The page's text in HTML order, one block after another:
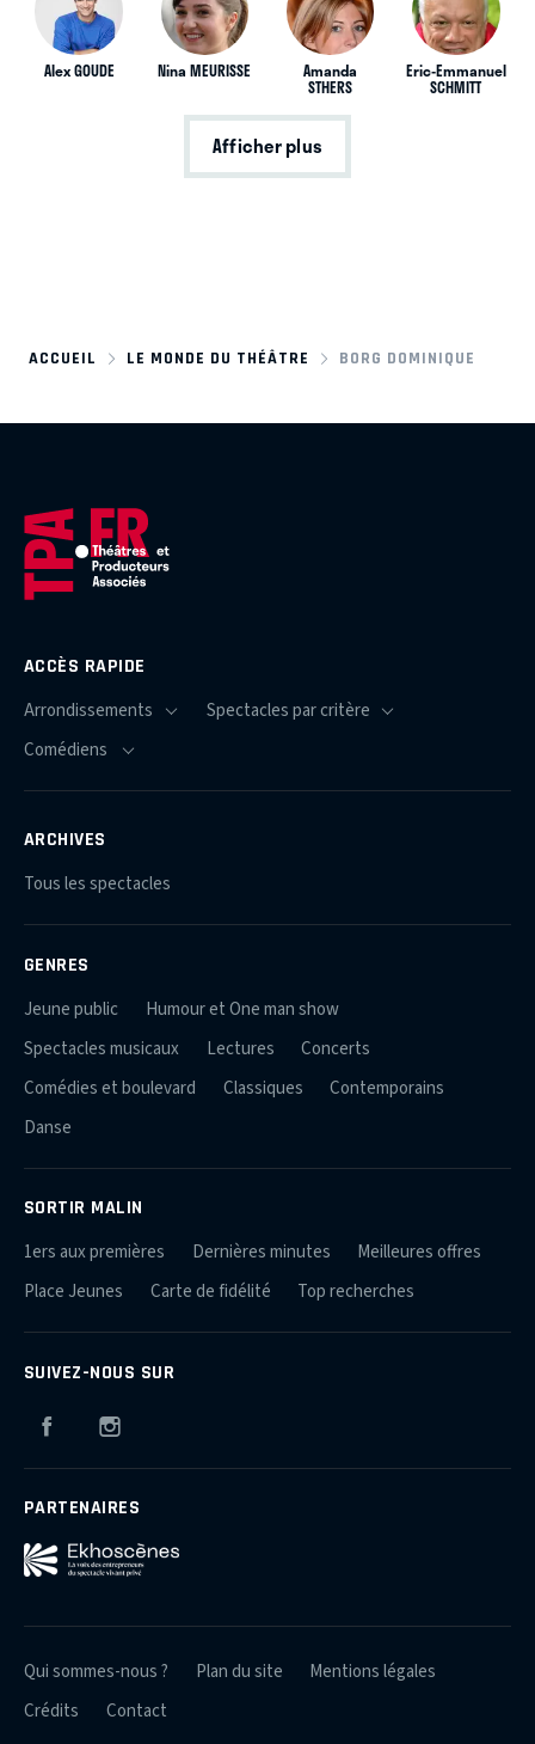
Alex GOUDE Nina MEURISSE Amanda
STHERS
Eric-Emmanuel
SCHMITT
Afficher plus
ACCUEIL LE MONDE DU THÉÂTRE BORG DOMINIQUE
ACCÈS RAPIDE
ARCHIVES
Tous les spectacles
GENRES
Jeune public
Humour et One man show
Spectacles musicaux
Lectures
Concerts
Comédies et boulevard
Classiques
Contemporains
Danse
SORTIR MALIN
1ers aux premières Dernières minutes
Meilleures offres
Place Jeunes
Carte de fidélité Top recherches
SUIVEZ-NOUS SUR
Facebook
PARTENAIRES
Qui sommes-nous ? Plan du site
Mentions légales
Crédits
Contact